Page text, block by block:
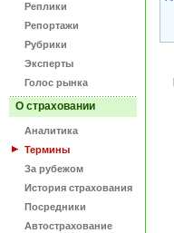
Реплики
Репортажи
Рубрики
Эксперты
Голос рынка
О страховании
Аналитика
Термины
За рубежом
История страхования
Посредники
Автострахование